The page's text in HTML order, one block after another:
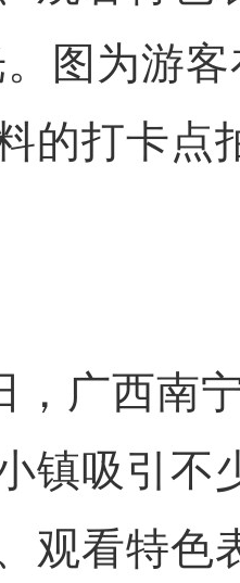
。图为游
的打卡点
广西南宁
镇吸引不
观看特色